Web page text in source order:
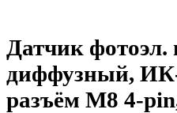
Датчик фотоэл.
диффузный, ИК-
разъём M8 4-